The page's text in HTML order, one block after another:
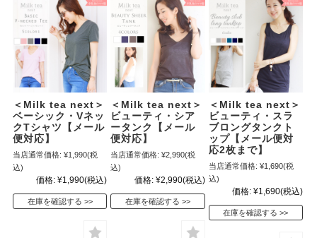
＜Milk tea next＞
ベーシック・Vネッ
クTシャツ【メール
便対応】
当店通常価格: ¥1,990(税
込)
価格: ¥1,990(税込)
在庫を確認する
＜Milk tea next＞
ビューティ・シア
ータンク【メール
便対応】
当店通常価格: ¥2,990(税
込)
価格: ¥2,990(税込)
在庫を確認する
＜Milk tea next＞
ビューティ・スラ
ブロングタンクト
ップ【メール便対
応2枚まで】
当店通常価格: ¥1,690(税
込)
価格: ¥1,690(税込)
在庫を確認する